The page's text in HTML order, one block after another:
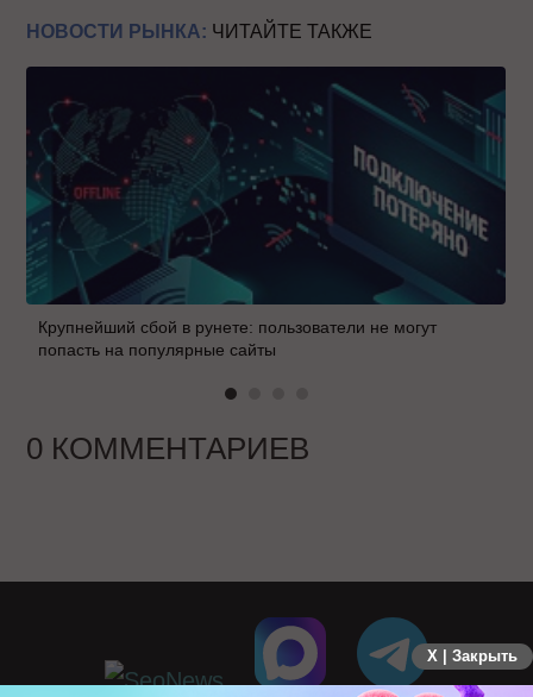
НОВОСТИ РЫНКА: ЧИТАЙТЕ ТАКЖЕ
Крупнейший сбой в рунете: пользователи не могут
попасть на популярные сайты
0 КОММЕНТАРИЕВ
X | Закрыть